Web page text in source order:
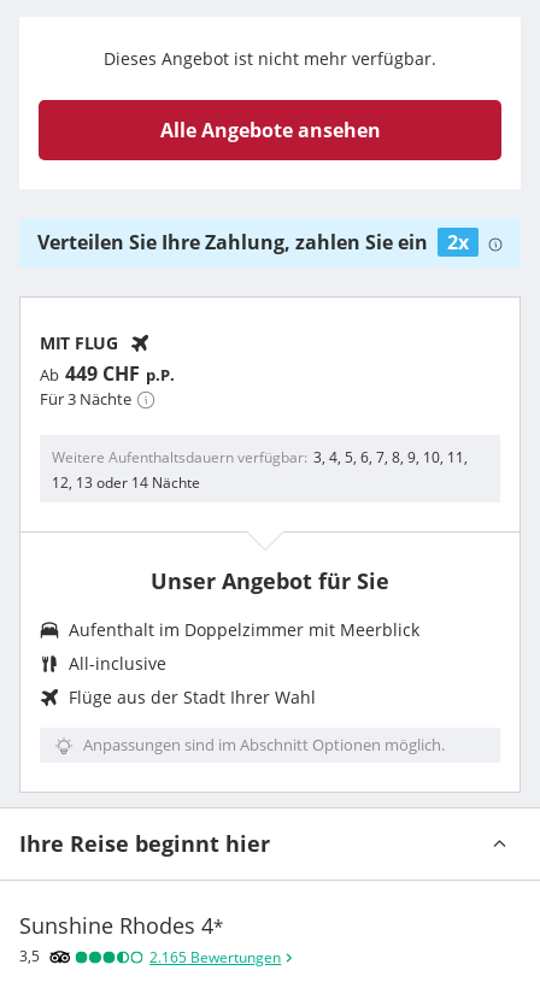
Dieses Angebot ist nicht mehr verfügbar.
Alle Angebote ansehen
Verteilen Sie Ihre Zahlung, zahlen Sie ein 2x
MIT FLUG
Ab 449 CHF p.P.
Für 3 Nächte
Weitere Aufenthaltsdauern verfügbar 3, 4, 5, 6, 7, 8, 9, 10, 11,
12, 13 oder 14 Nächte
Unser Angebot für Sie
Aufenthalt im Doppelzimmer mit Meerblick
All-inclusive
Flüge aus der Stadt Ihrer Wahl
Anpassungen sind im Abschnitt Optionen möglich.
Ihre Reise beginnt hier
Sunshine Rhodes 4*
3,5 2.165 Bewertungen